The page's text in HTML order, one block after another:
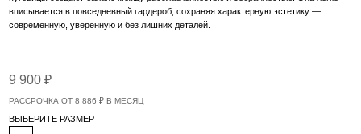
M
S
XS